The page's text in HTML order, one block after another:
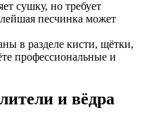
сушку, но требует
песчинка может
в разделе кисти, щётки,
профессиональные и
и вёдра